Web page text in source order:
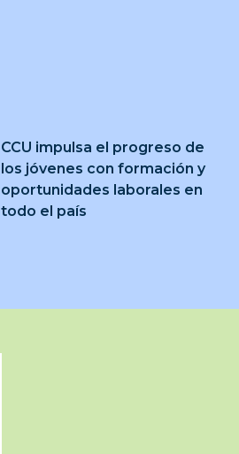
CCU impulsa el progreso de
los jóvenes con formación y
oportunidades laborales en
todo el país